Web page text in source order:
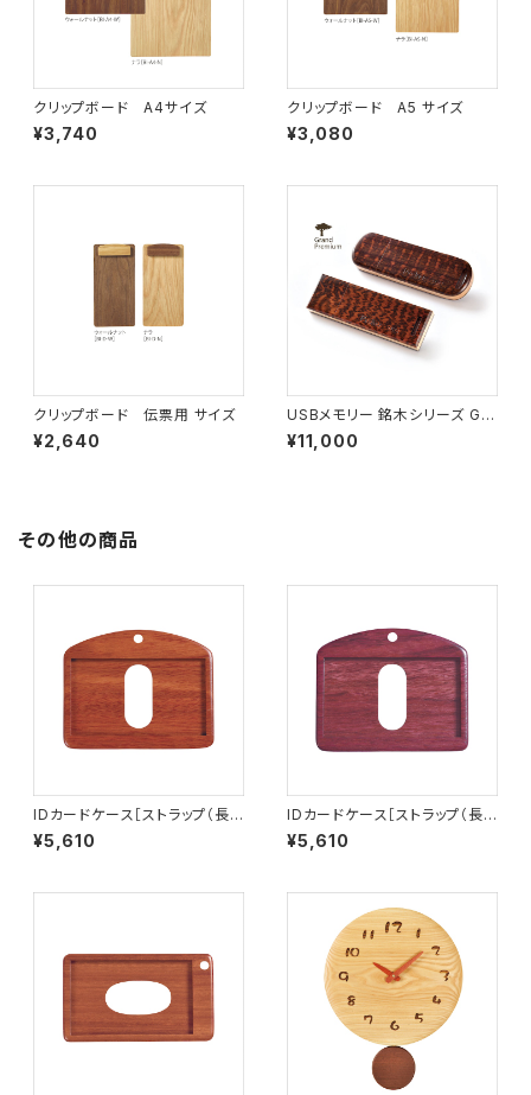
クリップボード A4サイズ
¥3,740
クリップボード A5 サイズ
¥3,080
クリップボード 伝票用 サイズ
¥2,640
USBメモリー 銘木シリーズ G0
1 スネークウッド ロング(16G)
¥11,000
その他の商品
IDカードケース［ストラップ（長）
付き］（名刺サイズ）サッチーネ［I
D-2S］
¥5,610
IDカードケース［ストラップ（長）
付き］（名刺サイズ）パープルハ
ート［ID-2P］
¥5,610